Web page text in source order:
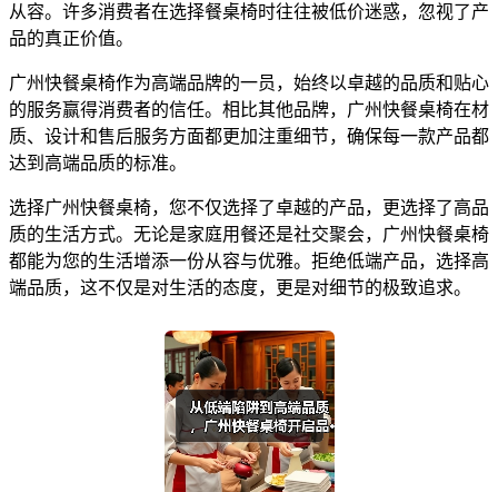
从容。许多消费者在选择餐桌椅时往往被低价迷惑，忽视了产
品的真正价值。
广州快餐桌椅作为高端品牌的一员，始终以卓越的品质和贴心
的服务赢得消费者的信任。相比其他品牌，广州快餐桌椅在材
质、设计和售后服务方面都更加注重细节，确保每一款产品都
达到高端品质的标准。
选择广州快餐桌椅，您不仅选择了卓越的产品，更选择了高品
质的生活方式。无论是家庭用餐还是社交聚会，广州快餐桌椅
都能为您的生活增添一份从容与优雅。拒绝低端产品，选择高
端品质，这不仅是对生活的态度，更是对细节的极致追求。